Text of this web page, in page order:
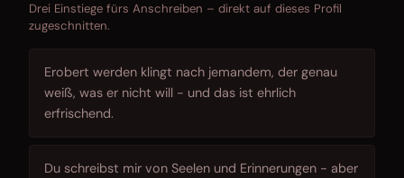
Drei Einstiege fürs Anschreiben – direkt auf dieses Profil
zugeschnitten.
Erobert werden klingt nach jemandem, der genau
weiß, was er nicht will - und das ist ehrlich
erfrischend.
Du schreibst mir von Seelen und Erinnerungen - aber